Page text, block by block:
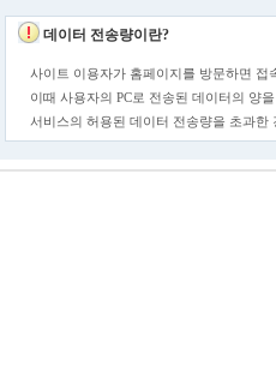
데이터 전송량이란?
사이트 이용자가 홈페이지를 방문하면 접
이때 사용자의 PC로 전송된 데이터의 양
서비스의 허용된 데이터 전송량을 초과